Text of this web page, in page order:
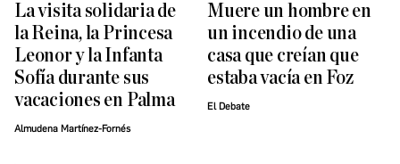
La visita solidaria de
la Reina, la Princesa
Leonor y la Infanta
Sofía durante sus
vacaciones en Palma
Almudena Martínez-Fornés
Muere un hombre en
un incendio de una
casa que creían que
estaba vacía en Foz
El Debate